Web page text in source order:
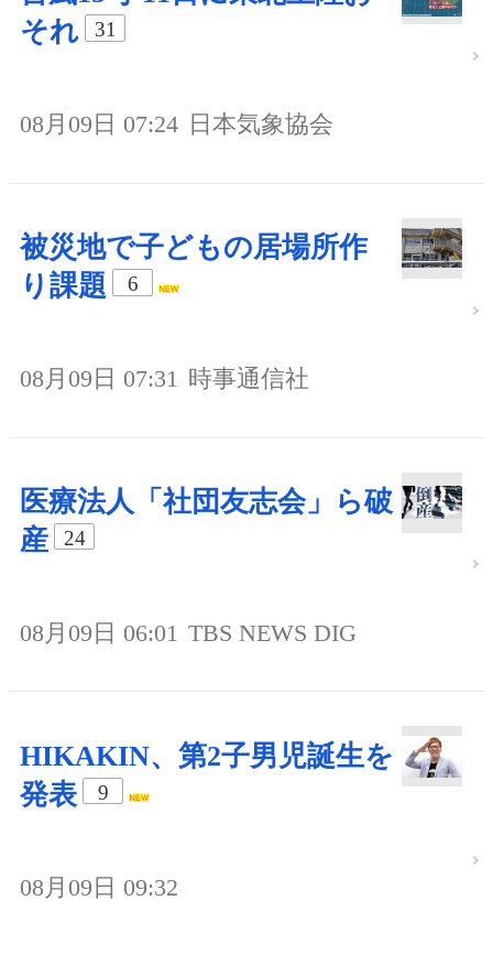
それ
31
08月09日 07:24 日本気象協会
被災地で子どもの居場所作
り課題
6
08月09日 07:31 時事通信社
医療法人「社団友志会」ら破
産
24
08月09日 06:01 TBS NEWS DIG
HIKAKIN、第2子男児誕生を
発表
9
08月09日 09:32